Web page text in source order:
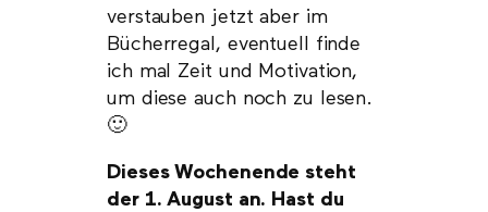
verstauben jetzt aber im
Bücherregal, eventuell finde
ich mal Zeit und Motivation,
um diese auch noch zu lesen.
🙂
Dieses Wochenende steht
der 1. August an. Hast du